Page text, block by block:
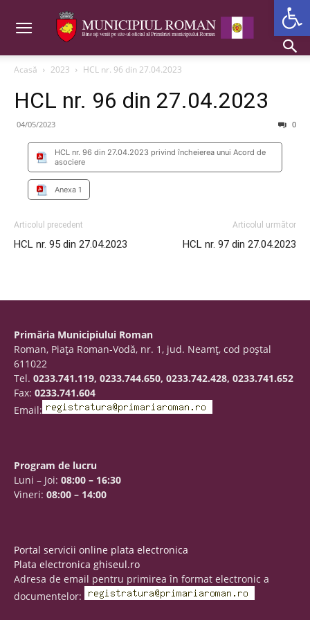
Acasă 2023 HCL nr. 96 din 27.04.2023
HCL nr. 96 din 27.04.2023
04/05/2023 0
HCL nr. 96 din 27.04.2023 privind încheierea unui Acord de
asociere
Anexa 1
Articolul precedent
HCL nr. 95 din 27.04.2023
Articolul următor
HCL nr. 97 din 27.04.2023
Primăria Municipiului Roman
Roman, Piaţa Roman-Vodă, nr. 1, jud. Neamţ, cod poştal
611022
Tel. 0233.741.119, 0233.744.650, 0233.742.428, 0233.741.652
Fax: 0233.741.604
Email:
Program de lucru
Luni – Joi: 08:00 – 16:30
Vineri: 08:00 – 14:00
Portal servicii online plata electronica
Plata electronica ghiseul.ro
Adresa de email pentru primirea în format electronic a
documentelor: